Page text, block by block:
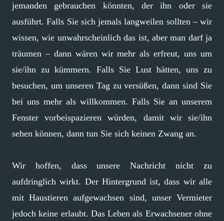
jemanden gebrauchen könnten, der ihn oder sie
ausführt. Falls Sie sich jemals langweilen sollten – wir
wissen, wie unwahrscheinlich das ist, aber man darf ja
träumen – dann wären wir mehr als erfreut, uns um
sie/ihn zu kümmern. Falls Sie Lust hätten, uns zu
besuchen, um unseren Tag zu versüßen, dann sind Sie
bei uns mehr als willkommen. Falls Sie an unserem
Fenster vorbeispazieren würden, damit wir sie/ihn
sehen können, dann tun Sie sich keinen Zwang an.
Wir hoffen, dass unsere Nachricht nicht zu
aufdringlich wirkt. Der Hintergrund ist, dass wir alle
mit Haustieren aufgewachsen sind, unser Vermieter
jedoch keine erlaubt. Das Leben als Erwachsener ohne